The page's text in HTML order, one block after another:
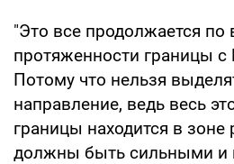
"Это все продолжается по
протяженности границы с
Потому что нельзя
направление, ведь весь
границы находится в зоне
должны быть сильными и